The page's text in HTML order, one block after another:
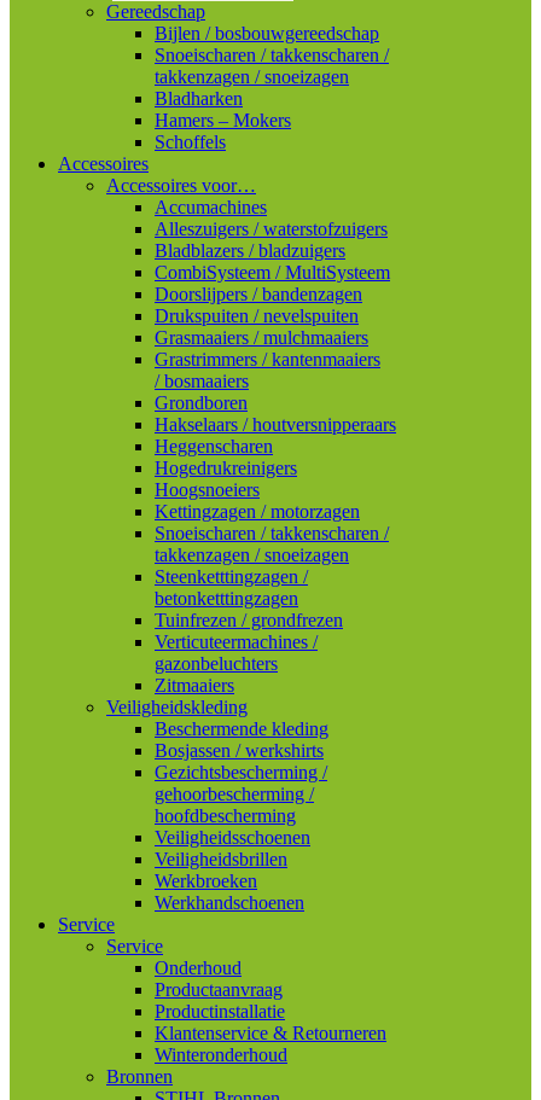
Gereedschap
Bijlen / bosbouwgereedschap
Snoeischaren / takkenscharen /
takkenzagen / snoeizagen
Bladharken
Hamers – Mokers
Schoffels
Accessoires
Accessoires voor…
Accumachines
Alleszuigers / waterstofzuigers
Bladblazers / bladzuigers
CombiSysteem / MultiSysteem
Doorslijpers / bandenzagen
Drukspuiten / nevelspuiten
Grasmaaiers / mulchmaaiers
Grastrimmers / kantenmaaiers
/ bosmaaiers
Grondboren
Hakselaars / houtversnipperaars
Heggenscharen
Hogedrukreinigers
Hoogsnoeiers
Kettingzagen / motorzagen
Snoeischaren / takkenscharen /
takkenzagen / snoeizagen
Steenketttingzagen /
betonketttingzagen
Tuinfrezen / grondfrezen
Verticuteermachines /
gazonbeluchters
Zitmaaiers
Veiligheidskleding
Beschermende kleding
Bosjassen / werkshirts
Gezichtsbescherming /
gehoorbescherming /
hoofdbescherming
Veiligheidsschoenen
Veiligheidsbrillen
Werkbroeken
Werkhandschoenen
Service
Service
Onderhoud
Productaanvraag
Productinstallatie
Klantenservice & Retourneren
Winteronderhoud
Bronnen